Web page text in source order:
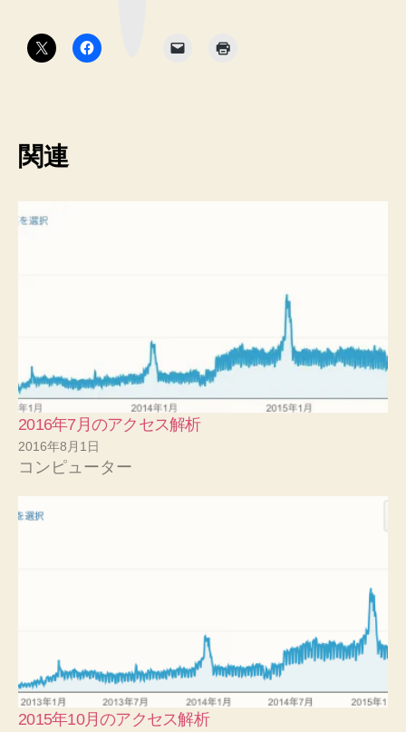
関連
2016年7月のアクセス解析
2016年8月1日
コンピューター
2015年10月のアクセス解析